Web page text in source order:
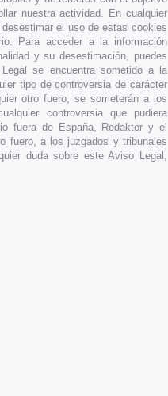
nuestra actividad. En cualquier
el uso de estas cookies
Para acceder a la información
y su desestimación, puedes
se encuentra sometido a la
tipo de controversia de carácter
otro fuero, se someterán a los
controversia que pudiera
fuera de España, Redaktor y el
fuero, a los juzgados y tribunales
duda sobre este Aviso Legal,